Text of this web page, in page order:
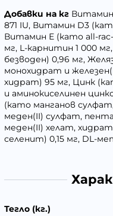
Добавки на кг
871 IU, Витамин D3
Витамин Е (като all-
мг, L-карнитин 1 000
безводен) 0,96 мг,
монохидрат и
хидрат) 95 мг, Цинк
и аминокиселинен
(като манганов
меден(II) сулфат,
меден(II) хелат,
селенит) 0,15 мг, DL-
Тегло (кг.)